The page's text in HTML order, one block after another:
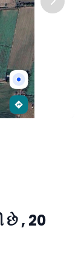
છે , 20